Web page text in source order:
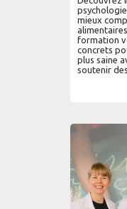
mieux
formation
concrets
plus saine
soutenir